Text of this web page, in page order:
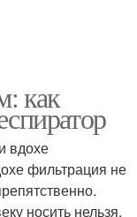
как
вдохе
фильтрация не
носить нельзя,